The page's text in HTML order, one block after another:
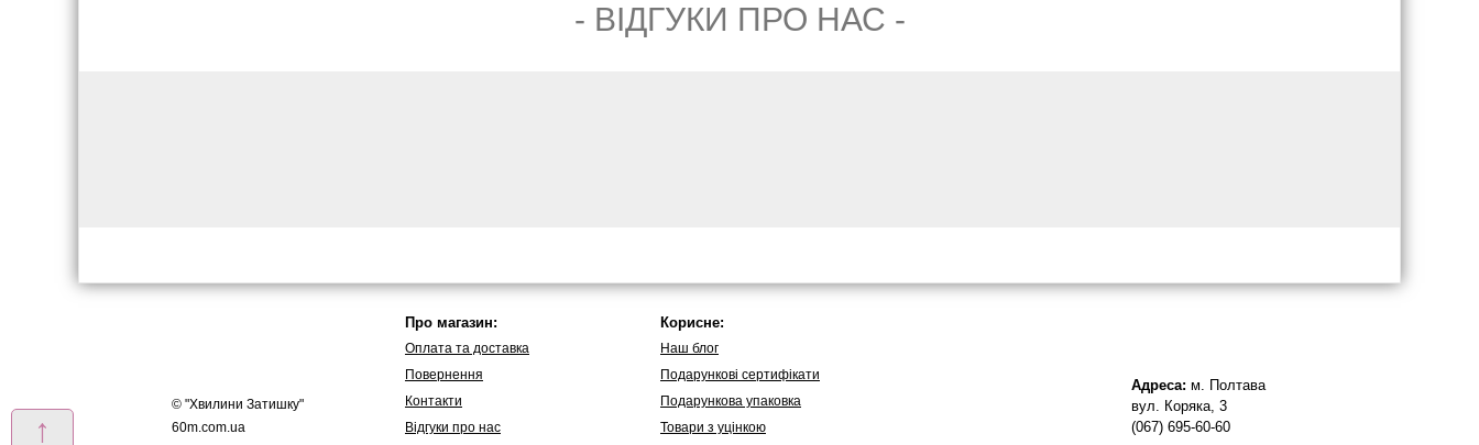
- ВIДГУКИ ПРО НАС -
↑
© "Хвилини Затишку"
60m.com.ua
Про магазин:
Оплата та доставка
Повернення
Контакти
Вiдгуки про нас
Корисне:
Наш блог
Подарункові сертифікати
Подарункова упаковка
Товари з уцінкою
Адреса: м. Полтава
вул. Коряка, 3
(067) 695-60-60